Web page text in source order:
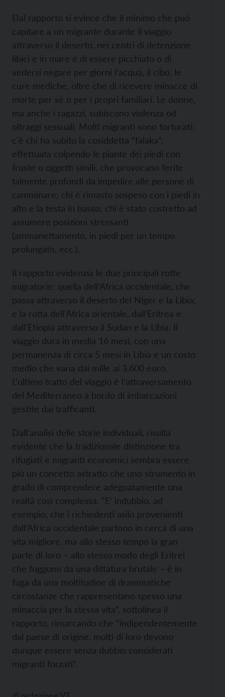
Dal rapporto si evince che il minimo che può
capitare a un migrante durante il viaggio
attraverso il deserto, nei centri di detenzione
libici e in mare è di essere picchiato o di
vedersi negare per giorni l’acqua, il cibo, le
cure mediche, oltre che di ricevere minacce di
morte per sé o per i propri familiari. Le donne,
ma anche i ragazzi, subiscono violenza od
oltraggi sessuali. Molti migranti sono torturati:
c'è chi ha subito la cosiddetta “falaka”,
effettuata colpendo le piante dei piedi con
fruste o oggetti simili, che provocano ferite
talmente profondi da impedire alle persone di
camminare; chi è rimasto sospeso con i piedi in
alto e la testa in basso; chi è stato costretto ad
assumere posizioni stressanti
(ammanettamento, in piedi per un tempo
prolungato, ecc.).
Il rapporto evidenzia le due principali rotte
migratorie: quella dell’Africa occidentale, che
passa attraverso il deserto del Niger e la Libia;
e la rotta dell’Africa orientale, dall’Eritrea e
dall’Etiopia attraverso il Sudan e la Libia. Il
viaggio dura in media 16 mesi, con una
permanenza di circa 5 mesi in Libia e un costo
medio che varia dai mille ai 3.600 euro.
L’ultimo tratto del viaggio è l’attraversamento
del Mediterraneo a bordo di imbarcazioni
gestite dai trafficanti.
Dall’analisi delle storie individuali, risulta
evidente che la tradizionale distinzione tra
rifugiati e migranti economici sembra essere
più un concetto astratto che uno strumento in
grado di comprendere adeguatamente una
realtà così complessa. “E’ indubbio, ad
esempio, che i richiedenti asilo provenienti
dall’Africa occidentale partono in cerca di una
vita migliore, ma allo stesso tempo la gran
parte di loro – allo stesso modo degli Eritrei
che fuggono da una dittatura brutale – è in
fuga da una moltitudine di drammatiche
circostanze che rappresentano spesso una
minaccia per la stessa vita”, sottolinea il
rapporto, rimarcando che “indipendentemente
dal paese di origine, molti di loro devono
dunque essere senza dubbio considerati
migranti forzati”.